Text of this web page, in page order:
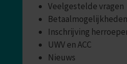
Veelgestelde vragen
Betaalmogelijkheden
Inschrijving
UWV en ACC
Nieuws